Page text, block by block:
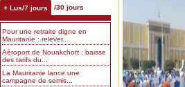
+ Lus/7 jours /30 jours
Pour une retraite digne en
Mauritanie : relever...
Aéroport de Nouakchott : baisse
des tarifs du...
La Mauritanie lance une
campagne de semis...